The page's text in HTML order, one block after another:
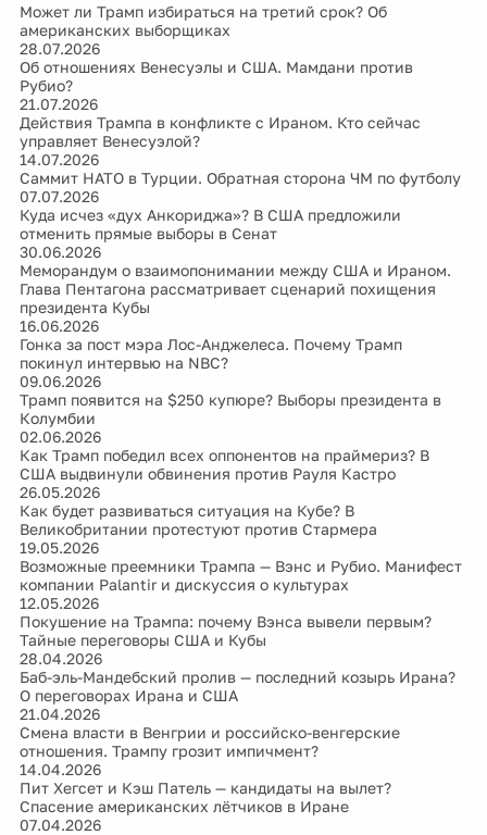
Может ли Трамп избираться на третий срок? Об
американских выборщиках
28.07.2026
Об отношениях Венесуэлы и США. Мамдани против
Рубио?
21.07.2026
Действия Трампа в конфликте с Ираном. Кто сейчас
управляет Венесуэлой?
14.07.2026
Саммит НАТО в Турции. Обратная сторона ЧМ по футболу
07.07.2026
Куда исчез «дух Анкориджа»? В США предложили
отменить прямые выборы в Сенат
30.06.2026
Меморандум о взаимопонимании между США и Ираном.
Глава Пентагона рассматривает сценарий похищения
президента Кубы
16.06.2026
Гонка за пост мэра Лос-Анджелеса. Почему Трамп
покинул интервью на NBC?
09.06.2026
Трамп появится на $250 купюре? Выборы президента в
Колумбии
02.06.2026
Как Трамп победил всех оппонентов на праймериз? В
США выдвинули обвинения против Рауля Кастро
26.05.2026
Как будет развиваться ситуация на Кубе? В
Великобритании протестуют против Стармера
19.05.2026
Возможные преемники Трампа — Вэнс и Рубио. Манифест
компании Palantir и дискуссия о культурах
12.05.2026
Покушение на Трампа: почему Вэнса вывели первым?
Тайные переговоры США и Кубы
28.04.2026
Баб-эль-Мандебский пролив — последний козырь Ирана?
О переговорах Ирана и США
21.04.2026
Смена власти в Венгрии и российско-венгерские
отношения. Трампу грозит импичмент?
14.04.2026
Пит Хегсет и Кэш Патель — кандидаты на вылет?
Спасение американских лётчиков в Иране
07.04.2026